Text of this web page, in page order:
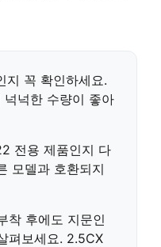
지 꼭 확인하세요.
넉한 수량이 좋아
전용 제품인지 다
모델과 호환되지
착 후에도 지문인
펴보세요. 2.5CX